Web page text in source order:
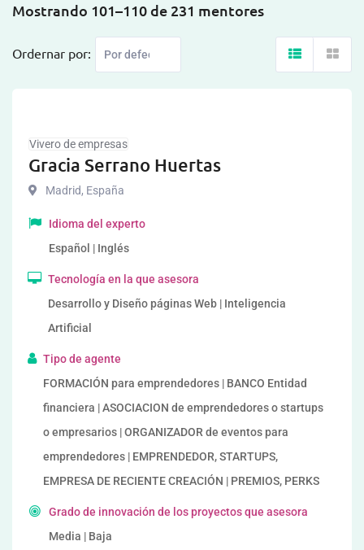
Mostrando 101–110 de 231 mentores
Ordernar por:
Vivero de empresas
Gracia Serrano Huertas
Madrid, España
Idioma del experto
Español | Inglés
Tecnología en la que asesora
Desarrollo y Diseño páginas Web | Inteligencia
Artificial
Tipo de agente
FORMACIÓN para emprendedores | BANCO Entidad
financiera | ASOCIACION de emprendedores o startups
o empresarios | ORGANIZADOR de eventos para
emprendedores | EMPRENDEDOR, STARTUPS,
EMPRESA DE RECIENTE CREACIÓN | PREMIOS, PERKS
Grado de innovación de los proyectos que asesora
Media | Baja